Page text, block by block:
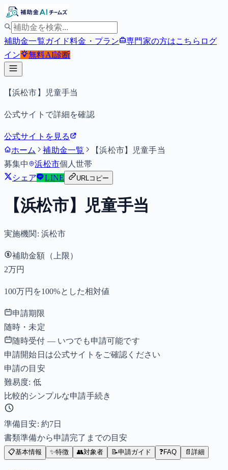
補助金一覧ガイド料金・プラン 専門家の方はこちら ログ
イン
無料AI診断
【浜松市】児童手当
公式サイトで詳細を確認
公式サイトを見る
ホーム
補助金一覧
【浜松市】児童手当
募集中
浜松市個人世帯
シェア
LINE URLコピー
【浜松市】児童手当
実施機関: 浜松市
補助金額（上限）
2万円
100万円を100%とした相対値
申請期限
随時・未定
随時受付 — いつでも申請可能です
申請開始日は公式サイトをご確認ください
申請の目安
難易度: 低
比較的シンプルな申請手続き
準備目安: 約7日
書類準備から申請完了までの目安
📋基本情報 ✨特徴 👥対象者 📝申請ガイド ❓FAQ 📄 詳細